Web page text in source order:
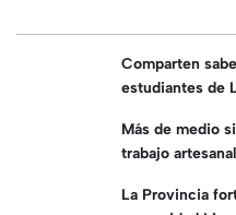
Comparten
estudiantes de
Más de medio
trabajo artesanal
La Provincia